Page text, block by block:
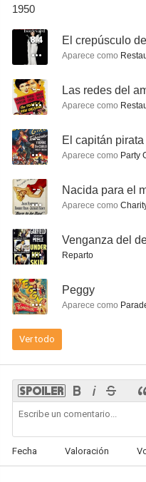
7.0
Me casé con una bruja
Las fronteras del crimen
6.0
1950
8.4 El crepúsculo
Aparece como
-- Las redes del
Aparece como
-- El capitán pirata
Aparece como Party
-- Nacida para el
Aparece como
-- Venganza del
Reparto
-- Peggy
Aparece como
Ver todo
Fecha Valoración